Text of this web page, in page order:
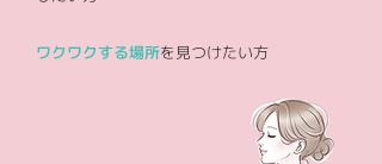
ワクワクする場所を見つけたい方